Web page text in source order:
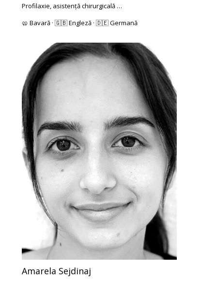
Profilaxie, asistență chirurgicală …
🥨 Bavară · 🇬🇧 Engleză · 🇩🇪 Germană
Amarela Sejdinaj